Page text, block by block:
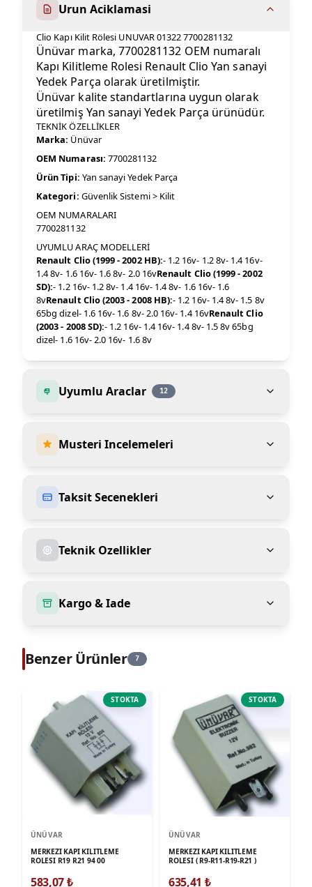
Urun Aciklamasi
Clio Kapı Kilit Rölesi UNUVAR 01322 7700281132
Ünüvar marka, 7700281132 OEM numaralı
Kapı Kilitleme Rolesi Renault Clio Yan sanayi
Yedek Parça olarak üretilmiştir.
Ünüvar kalite standartlarına uygun olarak
üretilmiş Yan sanayi Yedek Parça ürünüdür.
TEKNİK ÖZELLİKLER
Marka: Ünüvar
OEM Numarası: 7700281132
Ürün Tipi: Yan sanayi Yedek Parça
Kategori: Güvenlik Sistemi > Kilit
OEM NUMARALARI
7700281132
UYUMLU ARAÇ MODELLERİ
Renault Clio (1999 - 2002 HB):- 1.2 16v- 1.2 8v- 1.4 16v-
1.4 8v- 1.6 16v- 1.6 8v- 2.0 16vRenault Clio (1999 - 2002
SD):- 1.2 16v- 1.2 8v- 1.4 16v- 1.4 8v- 1.6 16v- 1.6
8vRenault Clio (2003 - 2008 HB):- 1.2 16v- 1.4 8v- 1.5 8v
65bg dizel- 1.6 16v- 1.6 8v- 2.0 16v- 1.4 16vRenault Clio
(2003 - 2008 SD):- 1.2 16v- 1.4 16v- 1.4 8v- 1.5 8v 65bg
dizel- 1.6 16v- 2.0 16v- 1.6 8v
Uyumlu Araclar 12
Musteri Incelemeleri
Taksit Secenekleri
Teknik Ozellikler
Kargo & Iade
Benzer Ürünler 7
STOKTA
ÜNÜVAR
MERKEZI KAPI KILITLEME
ROLESI R19 R21 94 00
583,07₺
STOKTA
ÜNÜVAR
MERKEZI KAPI KILITLEME
ROLESI ( R9-R11-R19-R21 )
635,41 ₺